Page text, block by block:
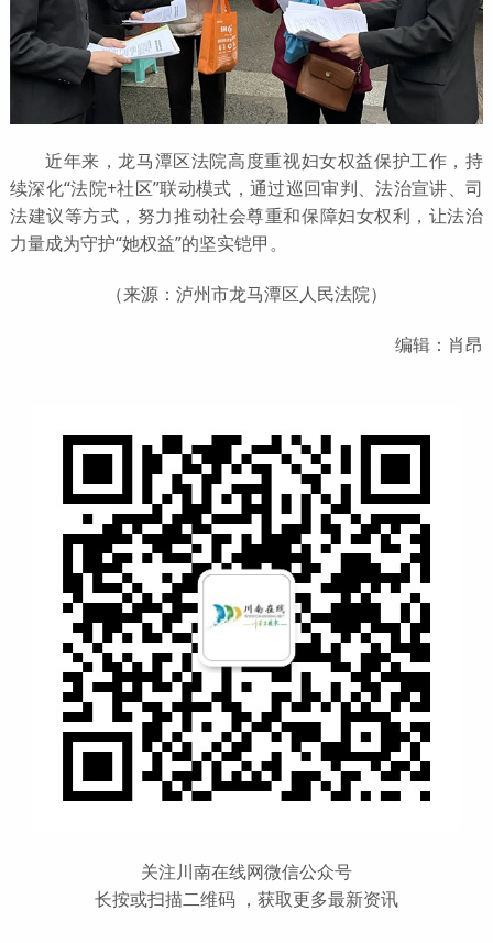
近年来 ，龙马潭区法院高度重视妇女权益保护工作，持
续深化“法院+社区”联动模式，通过巡回审判、法治宣讲、司
法建议等方式，努力推动社会尊重和保障妇女权利，让法治
力量成为守护“她权益”的坚实铠甲。
（来源：泸州市龙马潭区人民法院）
编辑：肖昂
关注川南在线网微信公众号
长按或扫描二维码 ，获取更多最新资讯